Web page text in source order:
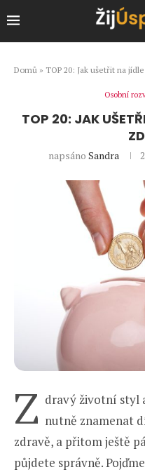
Domů » TOP 20: Jak ušetřit na
Osobní
TOP 20: JAK
napsáno Sandra
Z dravý životní styl
nutně znamenat
zdravě, a přitom ještě
půjdete správně.